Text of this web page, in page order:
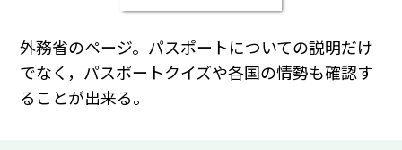
外務省のページ。パスポートについての説明だけ
でなく，パスポートクイズや各国の情勢も確認す
ることが出来る。